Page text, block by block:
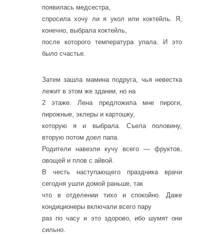
появилась медсестра,
спросила хочу ли я укол или коктейль. Я,
конечно, выбрала коктейль,
после которого температура упала. И это
было счастье.
Затем зашла мамина подруга, чья невестка
лежит в этом же здании, но на
2 этаже. Лена предложила мне пироги,
пирожные, эклеры и картошку,
которую я и выбрала. Съела половину,
вторую потом доел папа.
Родители навезли кучу всего — фруктов,
овощей и плов с айвой.
В честь наступающего праздника врачи
сегодня ушли домой раньше, так
что в отделении тихо и спокойно. Даже
кондиционеры включали всего пару
раз по часу и это здорово, ибо шумят они
сильно.